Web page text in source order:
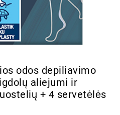
odos depiliavimo
aliejumi ir
+ 4 servetėlės